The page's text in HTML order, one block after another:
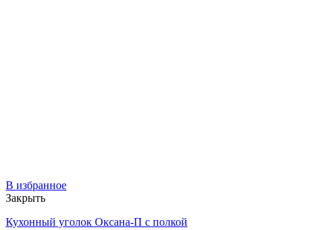
В избранное
Закрыть
Кухонный уголок Оксана-П с полкой